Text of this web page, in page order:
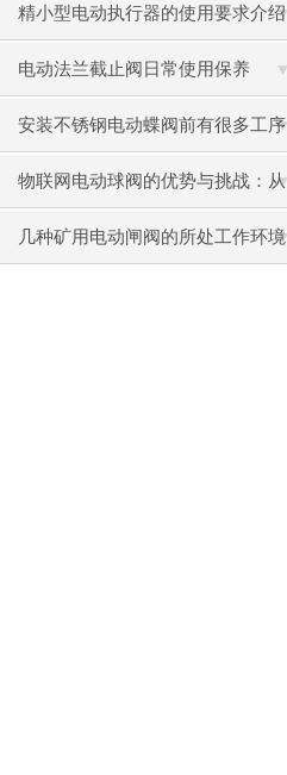
度的因素
精小型电动执行器的使用要求介绍
电动法兰截止阀日常使用保养
安装不锈钢电动蝶阀前有很多工序
你了解几个
物联网电动球阀的优势与挑战：从
设计到应用
几种矿用电动闸阀的所处工作环境